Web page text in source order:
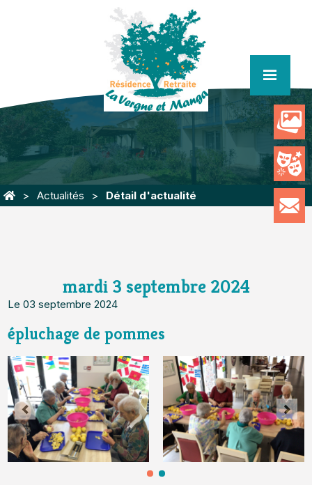
menu
Actualités Détail d'actualité
mardi 3 septembre 2024
Le 03 septembre 2024
épluchage de pommes